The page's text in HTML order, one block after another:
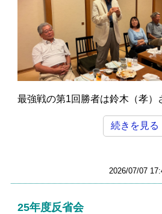
最強戦の第1回勝者は鈴木（孝）
続きを見る
2026/07/07
25年度反省会